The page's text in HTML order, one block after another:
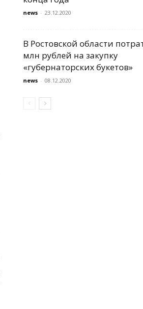
news - 23.12.2020
В Ростовской области
млн рублей на закупку
«губернаторских букетов»
news - 08.12.2020